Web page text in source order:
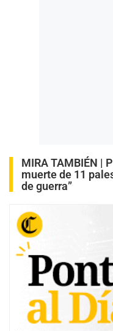
MIRA TAMBIÉN |
muerte de 11
de guerra”